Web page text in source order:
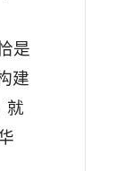
是
建
就